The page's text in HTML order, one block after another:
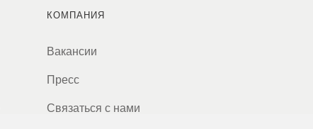
КОМПАНИЯ
Вакансии
Пресс
Связаться с нами